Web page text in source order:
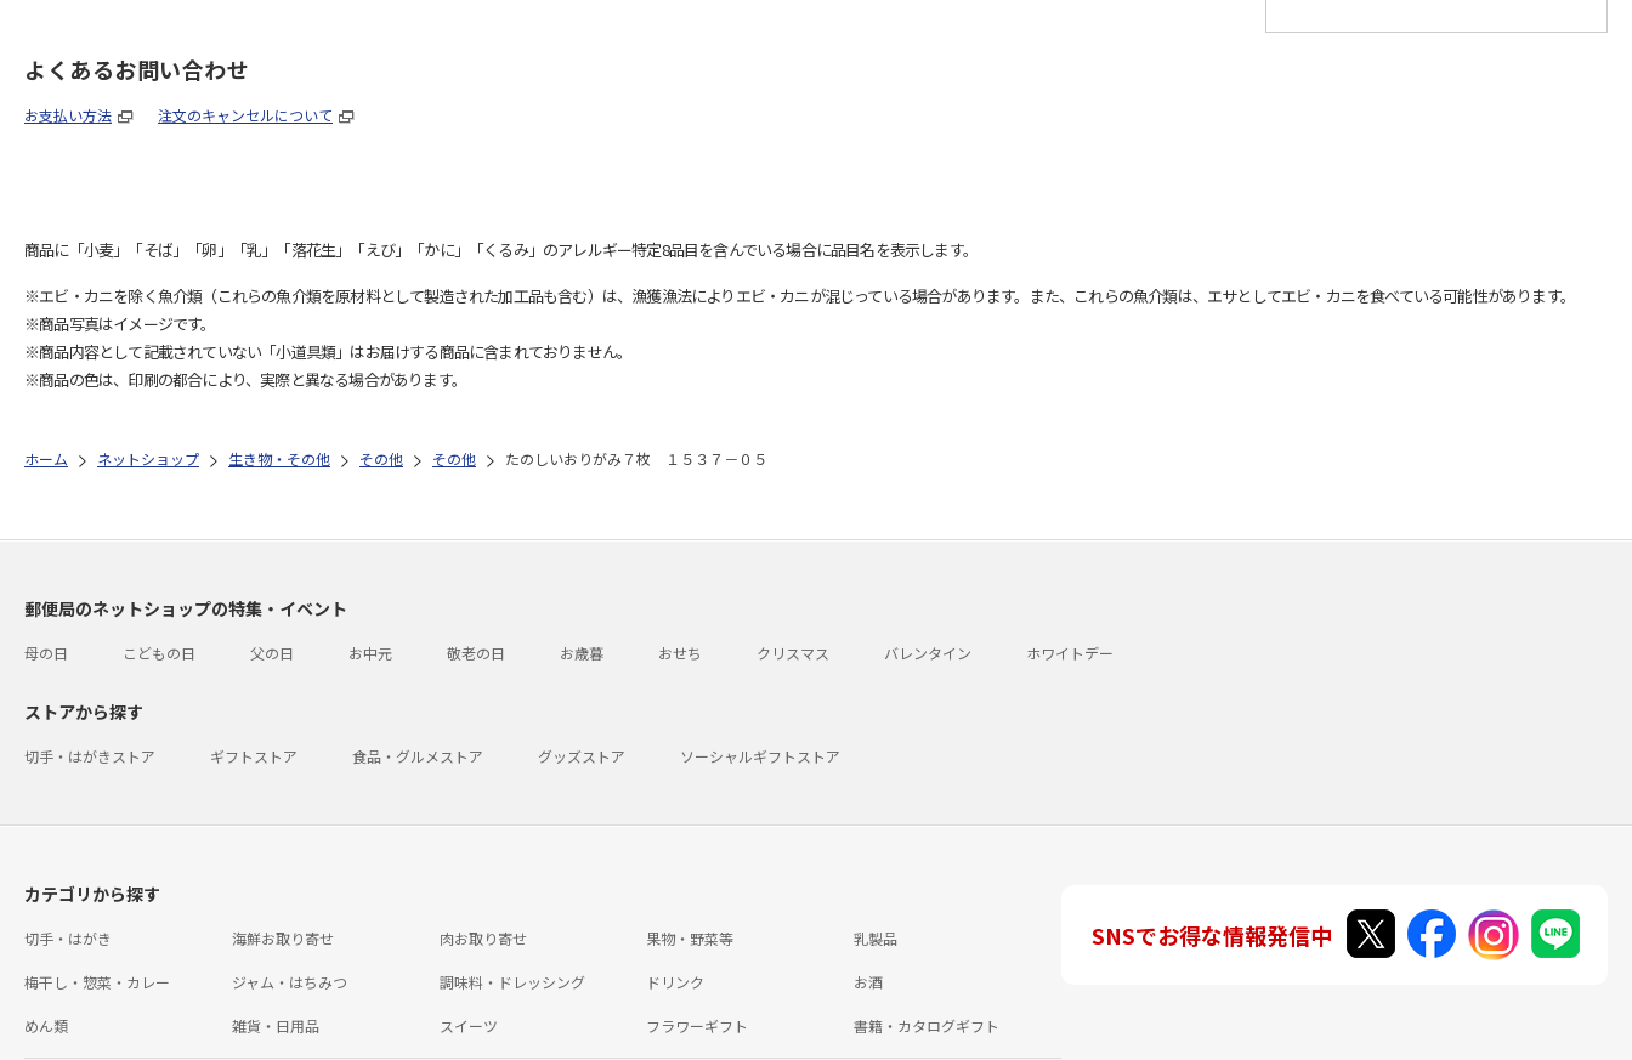
よくあるお問い合わせ
お支払い方法 注文のキャンセルについて
商品に「小麦」「そば」「卵」「乳」「落花生」「えび」「かに」「くるみ」のアレルギー特定8品目を含んでいる場合に品目名を表示します。
※エビ・カニを除く魚介類（これらの魚介類を原材料として製造された加工品も含む）は、漁獲漁法によりエビ・カニが混じっている場合があります。また、これらの魚介類は、エサとしてエビ・カニを食べている可能性があります。
※商品写真はイメージです。
※商品内容として記載されていない「小道具類」はお届けする商品に含まれておりません。
※商品の色は、印刷の都合により、実際と異なる場合があります。
ホーム ネットショップ 生き物・その他 その他 その他 たのしいおりがみ７枚 １５３７－０５
郵便局のネットショップの特集・イベント
母の日 こどもの日 父の日 お中元 敬老の日 お歳暮 おせち クリスマス バレンタイン ホワイトデー
ストアから探す
切手・はがきストア ギフトストア 食品・グルメストア グッズストア ソーシャルギフトストア
カテゴリから探す
切手・はがき 海鮮お取り寄せ 肉お取り寄せ 果物・野菜等 乳製品
梅干し・惣菜・カレー ジャム・はちみつ 調味料・ドレッシング ドリンク お酒
めん類 雑貨・日用品 スイーツ フラワーギフト 書籍・カタログギフト
SNSでお得な情報発信中